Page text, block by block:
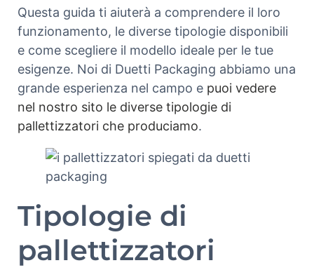
Questa guida ti aiuterà a comprendere il loro
funzionamento, le diverse tipologie disponibili
e come scegliere il modello ideale per le tue
esigenze. Noi di Duetti Packaging abbiamo una
grande esperienza nel campo e puoi vedere
nel nostro sito le diverse tipologie di
pallettizzatori che produciamo.
Tipologie di
pallettizzatori